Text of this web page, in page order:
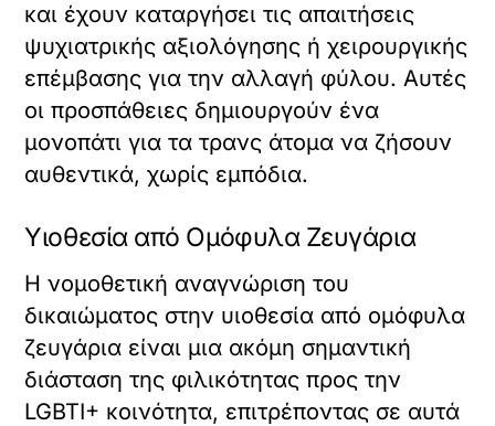
και έχουν καταργήσει τις απαιτήσεις
ψυχιατρικής αξιολόγησης ή χειρουργικής
επέμβασης για την αλλαγή φύλου. Αυτές
οι προσπάθειες δημιουργούν ένα
μονοπάτι για τα τρανς άτομα να ζήσουν
αυθεντικά, χωρίς εμπόδια.
Υιοθεσία από Ομόφυλα Ζευγάρια
Η νομοθετική αναγνώριση του
δικαιώματος στην υιοθεσία από ομόφυλα
ζευγάρια είναι μια ακόμη σημαντική
διάσταση της φιλικότητας προς την
LGBTI+ κοινότητα, επιτρέποντας σε αυτά